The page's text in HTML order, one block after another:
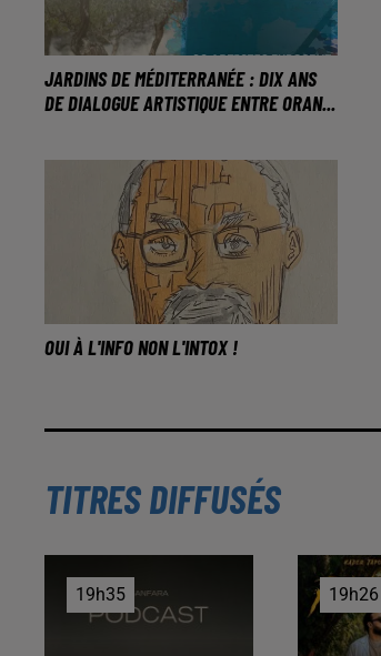
JARDINS DE MÉDITERRANÉE : DIX ANS
DE DIALOGUE ARTISTIQUE ENTRE ORAN...
OUI À L'INFO NON L'INTOX !
TITRES DIFFUSÉS
19h35
19h35 19h26
19h26